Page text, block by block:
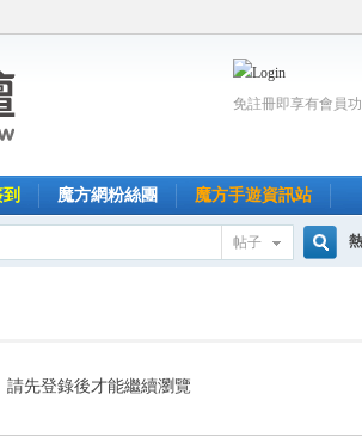
免註冊即享有會員
魔方網粉絲團 魔方手遊資訊站
帖子
請先登錄後才能繼續瀏覽